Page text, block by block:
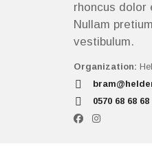
rhoncus dolor
Nullam
vestibulum.
Organization:
0570 68 68 68